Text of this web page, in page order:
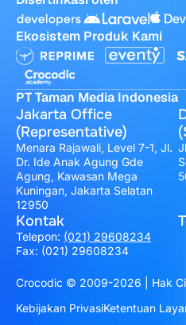
Ekosistem Produk Kami
PT Taman Media Indonesia
Jakarta Office
(Representative)
Menara Rajawali, Level 7-1, Jl.
Dr. Ide Anak Agung Gde
Agung, Kawasan Mega
Kuningan, Jakarta Selatan
12950
Kontak
Telepon: (021) 29608234
Fax: (021) 29608234
Crocodic © 2009-2026 | Hak
Kebijakan PrivasiKetentuan